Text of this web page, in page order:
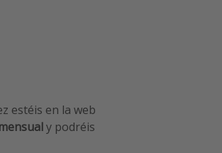
estéis en la web
y podréis